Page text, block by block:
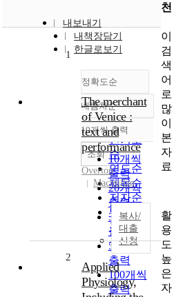
내보내기
내책장담기
한글로보기
정확도순
정확도
순
인기도
순
연도순
제목순
저자순
발행기
관순
내림차순
내림차순
10개씩 출력
10개씩
출력
20개씩
출력
30개씩
출력
50개씩
출력
100개씩
출력
조회
1
The merchant
of Venice :
text and
performance
Overton
Macmillan
복사/
대출
신청
2
Applied
Physiology,
천
이
검
색
어
로
많
이
본
자
료
활
용
도
높
은
자